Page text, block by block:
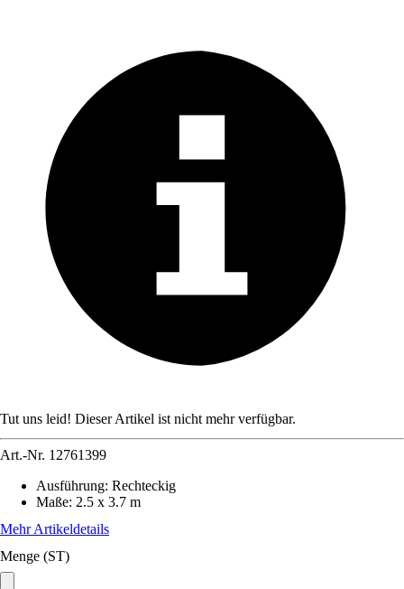
Tut uns leid! Dieser Artikel ist nicht mehr verfügbar.
Art.-Nr. 12761399
Ausführung: Rechteckig
Maße: 2.5 x 3.7 m
Mehr Artikeldetails
Menge (ST)